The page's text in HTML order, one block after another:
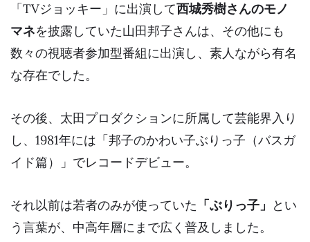
「TVジョッキー」に出演して西城秀樹さんのモノ
マネを披露していた山田邦子さんは、その他にも
数々の視聴者参加型番組に出演し、 素人ながら有名
な存在でした。
その後、太田プロダクションに所属して芸能界入り
し、1981年には「邦子のかわい子ぶりっ子（バスガ
イド篇）」でレコードデビュー。
それ以前は若者のみが使っていた 「ぶりっ子」 とい
う言葉が、中高年層にまで広く普及しました。